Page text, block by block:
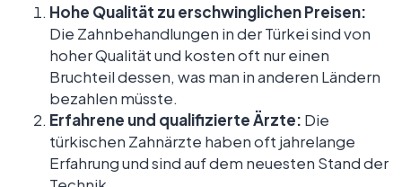
Hohe Qualität zu erschwinglichen Preisen:
Die Zahnbehandlungen in der Türkei sind von
hoher Qualität und kosten oft nur einen
Bruchteil dessen, was man in anderen Ländern
bezahlen müsste.
Erfahrene und qualifizierte Ärzte: Die
türkischen Zahnärzte haben oft jahrelange
Erfahrung und sind auf dem neuesten Stand der